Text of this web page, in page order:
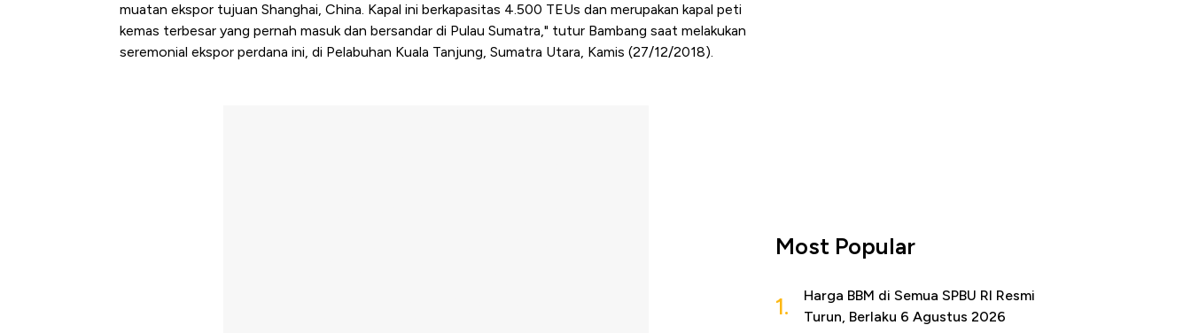
muatan ekspor tujuan Shanghai, China. Kapal ini berkapasitas 4.500 TEUs dan merupakan kapal peti
kemas terbesar yang pernah masuk dan bersandar di Pulau Sumatra," tutur Bambang saat melakukan
seremonial ekspor perdana ini, di Pelabuhan Kuala Tanjung, Sumatra Utara, Kamis (27/12/2018).
Most Popular
1.
Harga BBM di Semua SPBU RI Resmi
Turun, Berlaku 6 Agustus 2026